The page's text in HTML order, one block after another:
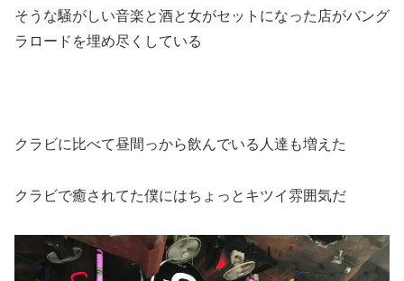
そうな騒がしい音楽と酒と女がセットになった店がバング
ラロードを埋め尽くしている
クラビに比べて昼間っから飲んでいる人達も増えた
クラビで癒されてた僕にはちょっとキツイ雰囲気だ